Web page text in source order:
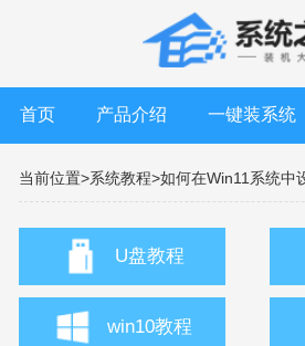
首页 产品介绍 一键装系统
当前位置>系统教程>如何在Win11系统中
U盘教程
win10教程